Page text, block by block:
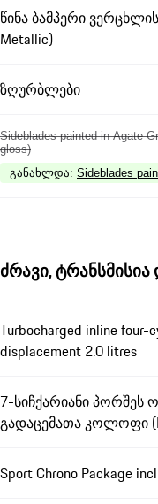
წინა ბამპერი
Metallic)
ზღურბლები
Sideblades painted in Agate
gloss)
განახლდა: Sideblades
ძრავი, ტრანსმისია
Turbocharged inline
displacement 2.0 litres
7-სიჩქარიანი პორშეს
გადაცემათა კოლოფი
Sport Chrono Package